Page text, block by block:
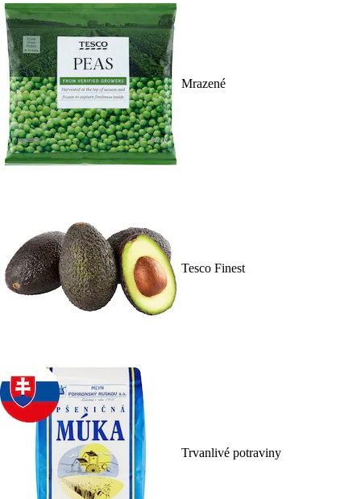
Mrazené
Tesco Finest
Trvanlivé potraviny